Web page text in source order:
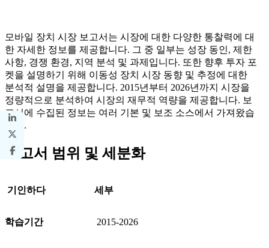
모바일 장치 시장 보고서는 시장에 대한 다양한 통찰력에 대
한 자세한 정보를 제공합니다. 그 중 일부는 성장 동인, 제한
사항, 경쟁 환경, 지역 분석 및 과제입니다. 또한 향후 투자 포
켓을 설명하기 위해 이동성 장치 시장 동향 및 추정에 대한
분석적 설명을 제공합니다. 2015년부터 2026년까지 시장을
정량적으로 분석하여 시장의 재무적 역량을 제공합니다. 보
고서에 수집된 정보는 여러 기본 및 보조 소스에서 가져왔습
니다.
보고서 범위 및 세분화
기인하다 세부
학습기간 2015-2026